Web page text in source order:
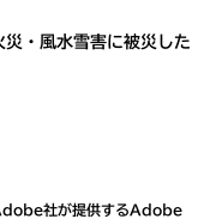
風水雪害に被災した
社が提供するAdobe